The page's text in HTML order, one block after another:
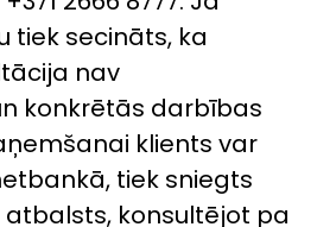
tiek secināts, ka
nav
konkrētās darbības
klients var
tiek sniegts
konsultējot pa